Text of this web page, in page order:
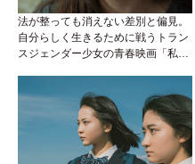
法が整っても消えない差別と偏見。
自分らしく生きるために戦うトラン
スジェンダー少女の青春映画「私は